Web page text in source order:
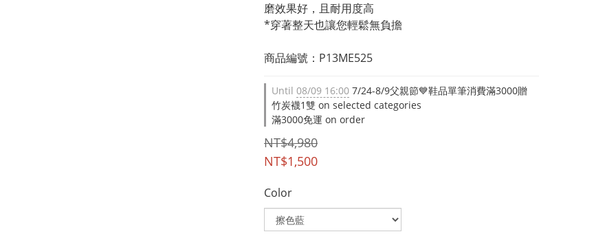
磨效果好，且耐用度高
*穿著整天也讓您輕鬆無負擔
商品編號：P13ME525
Until 08/09 16:00 7/24-8/9父親節💙鞋品單筆消費滿3000贈
竹炭襪1雙 on selected categories
滿3000免運 on order
NT$4,980
NT$1,500
Color